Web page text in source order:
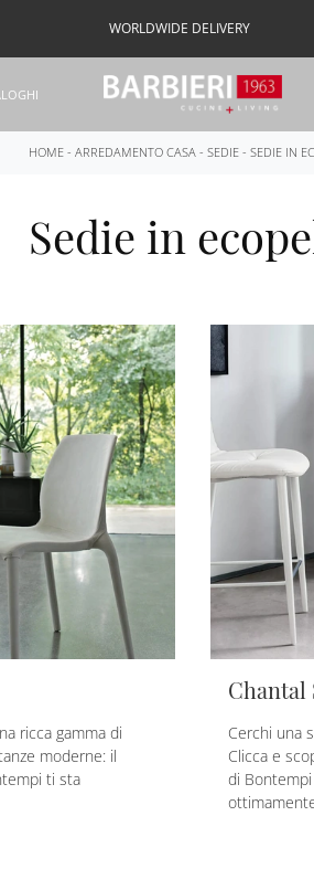
WORLDWIDE DELIVERY
HOME - ARREDAMENTO CASA - SEDIE - SEDIE IN
Sedie in
ricca gamma di
moderne: il
ti sta
Chantal
Cerchi una
Clicca e
di